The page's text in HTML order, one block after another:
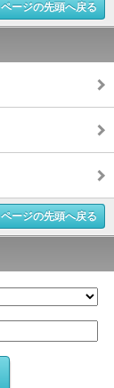
ページの先頭へ戻る
ページの先頭へ戻る